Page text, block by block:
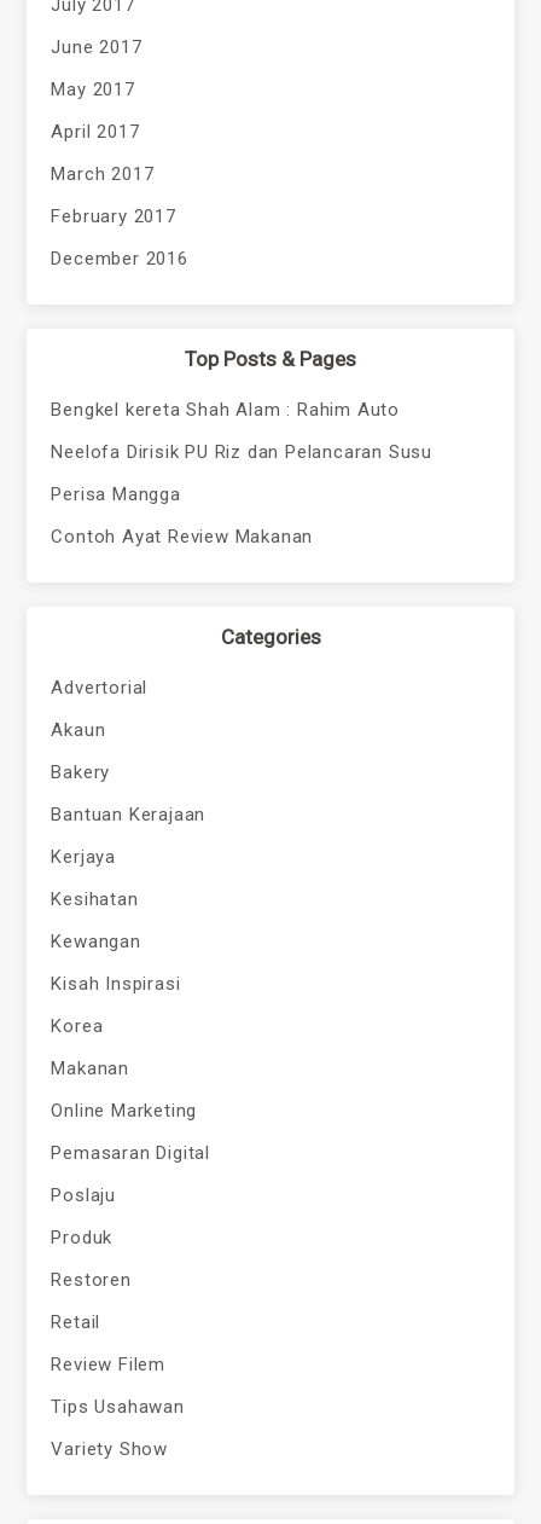
July 2017
June 2017
May 2017
April 2017
March 2017
February 2017
December 2016
Top Posts & Pages
Bengkel kereta Shah Alam : Rahim Auto
Neelofa Dirisik PU Riz dan Pelancaran Susu
Perisa Mangga
Contoh Ayat Review Makanan
Categories
Advertorial
Akaun
Bakery
Bantuan Kerajaan
Kerjaya
Kesihatan
Kewangan
Kisah Inspirasi
Korea
Makanan
Online Marketing
Pemasaran Digital
Poslaju
Produk
Restoren
Retail
Review Filem
Tips Usahawan
Variety Show